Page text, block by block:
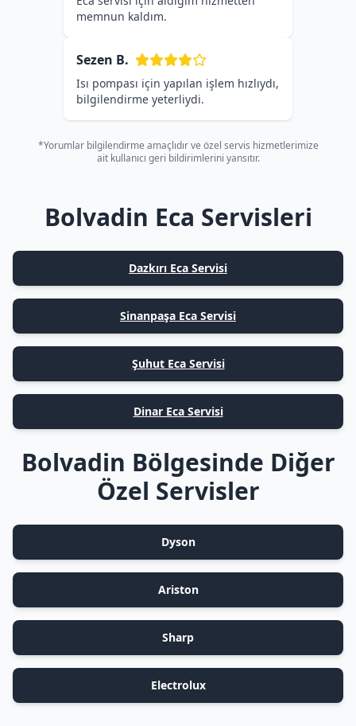
memnun kaldım.
Sezen B.
Isı pompası için yapılan işlem hızlıydı,
bilgilendirme yeterliydi.
*Yorumlar bilgilendirme amaçlıdır ve özel servis hizmetlerimize
ait kullanıcı geri bildirimlerini yansıtır.
Bolvadin Eca Servisleri
Dazkırı Eca Servisi
Sinanpaşa Eca Servisi
Şuhut Eca Servisi
Dinar Eca Servisi
Bolvadin Bölgesinde Diğer
Özel Servisler
Dyson
Ariston
Sharp
Electrolux